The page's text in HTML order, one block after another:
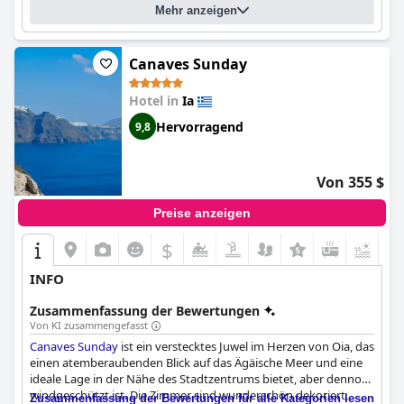
das sie je erlebt haben. Der Pool ist ein unglaubliches Erlebnis
mit einer grandiosen Aussicht, die Sie in Ehrfurcht versetzen
wird. Das Saint Hotel ist das ultimative Traumziel für alle, die
einen luxuriösen und romantischen Aufenthalt auf der Insel
verbringen möchten.
Mehr anzeigen
Canaves Sunday
Hotel in Ia
9,8 Hervorragend
Von 355 $
Preise anzeigen
$
INFO
Zusammenfassung der Bewertungen
Von KI zusammengefasst
Canaves Sunday ist ein verstecktes Juwel im Herzen von Oia, das
einen atemberaubenden Blick auf das Ägäische Meer und eine
ideale Lage in der Nähe des Stadtzentrums bietet, aber dennoch
windgeschützt ist. Die Zimmer sind wunderschön dekoriert,
Zusammenfassung der Bewertungen für alle Kategorien lesen